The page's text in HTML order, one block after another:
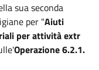
sua seconda
per "Aiuti
per attività extr
Operazione 6.2.1.